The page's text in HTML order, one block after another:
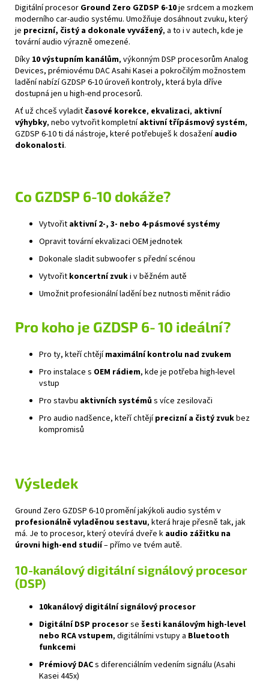
Digitální procesor Ground Zero GZDSP 6‑10je srdcem a mozkem
moderního car‑audio systému. Umožňuje dosáhnout zvuku, který
je precizní, čistý a dokonale vyvážený, a to i v autech, kde je
tovární audio výrazně omezené.
Díky 10 výstupním kanálům, výkonným DSP procesorům Analog
Devices, prémiovému DAC Asahi Kasei a pokročilým možnostem
ladění nabízí GZDSP 6‑10 úroveň kontroly, která byla dříve
dostupná jen u high‑end procesorů.
Ať už chceš vyladit časové korekce, ekvalizaci, aktivní
výhybky, nebo vytvořit kompletníaktivní třípásmový systém,
GZDSP 6‑10 ti dá nástroje, které potřebuješ k dosaženíaudio
dokonalosti.
Co GZDSP 6-10 dokáže?
Vytvořit aktivní 2‑, 3‑ nebo 4‑pásmové systémy
Opravit tovární ekvalizaci OEM jednotek
Dokonale sladit subwoofer s přední scénou
Vytvořit koncertní zvuki v běžném autě
Umožnit profesionální ladění bez nutnosti měnit rádio
Pro koho je GZDSP 6‑10 ideální?
Pro ty, kteří chtějímaximální kontrolu nad zvukem
Pro instalace s OEM rádiem, kde je potřeba high‑level
vstup
Pro stavbu aktivních systémůs více zesilovači
Pro audio nadšence, kteří chtějíprecizní a čistý zvukbez
kompromisů
Výsledek
Ground Zero GZDSP 6‑10 promění jakýkoli audio systém v
profesionálně vyladěnou sestavu, která hraje přesně tak, jak
má. Je to procesor, který otevírá dveře k audio zážitku na
úrovni high‑end studií– přímo ve tvém autě.
10-kanálový digitální signálový procesor
(DSP)
10kanálový digitální signálový procesor
Digitální DSP procesorse šesti kanálovým high‑level
nebo RCA vstupem, digitálními vstupy a Bluetooth
funkcemi
Prémiový DACs diferenciálním vedením signálu (Asahi
Kasei 445x)